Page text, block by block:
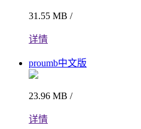
31.55 MB /
详情
proumb中文版
23.96 MB /
详情